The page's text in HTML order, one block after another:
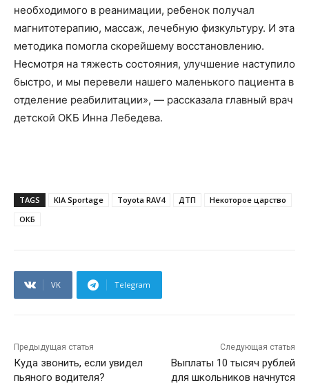
необходимого в реанимации, ребенок получал
магнитотерапию, массаж, лечебную физкультуру. И эта
методика помогла скорейшему восстановлению.
Несмотря на тяжесть состояния, улучшение наступило
быстро, и мы перевели нашего маленького пациента в
отделение реабилитации», — рассказала главный врач
детской ОКБ Инна Лебедева.
TAGS KIA Sportage Toyota RAV4 ДТП
Некоторое царство
ОКБ
VK Telegram
Предыдущая статья
Куда звонить, если увидел
пьяного водителя?
Следующая статья
Выплаты 10 тысяч рублей
для школьников начнутся